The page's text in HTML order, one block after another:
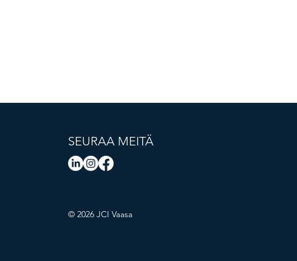
SEURAA MEITÄ
© 2026 JCI Vaasa